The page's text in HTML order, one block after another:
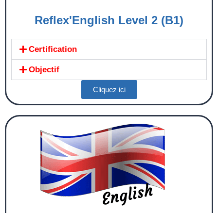
Reflex'English Level 2 (B1)
Certification
Objectif
Cliquez ici